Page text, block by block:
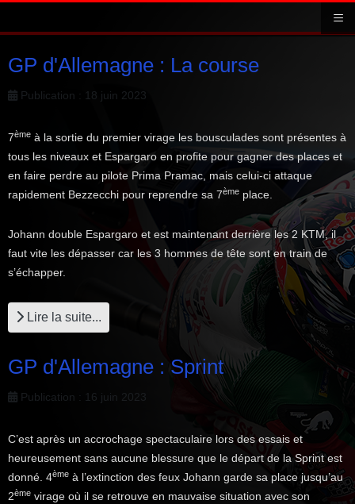
GP d'Allemagne : La course
Publication : 18 juin 2023
7ème à la sortie du premier virage les bousculades sont présentes à
tous les niveaux et Espargaro en profite pour gagner des places et
en faire perdre au pilote Prima Pramac, mais celui-ci attaque
rapidement Bezzecchi pour reprendre sa 7ème place.
Johann double Espargaro et est maintenant derrière les 2 KTM, il
faut vite les dépasser car les 3 hommes de tête sont en train de
s’échapper.
Lire la suite...
GP d'Allemagne : Sprint
Publication : 16 juin 2023
C’est après un accrochage spectaculaire lors des essais et
heureusement sans aucune blessure que le départ de la Sprint est
donné. 4ème à l’extinction des feux Johann garde sa place jusqu’au
2ème virage où il se retrouve en mauvaise situation avec son
≡